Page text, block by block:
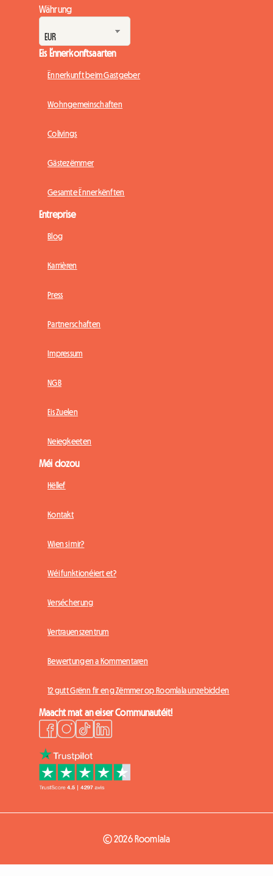
Währung
Eis Ënnerkonftsaarten
Ënnerkunft beim Gastgeber
Wohngemeinschaften
Colivings
Gästezëmmer
Gesamte Ënnerkënften
Entreprise
Blog
Karrièren
Press
Partnerschaften
Impressum
NGB
Eis Zuelen
Neiegkeeten
Méi dozou
Hëllef
Kontakt
Wien si mir?
Wéi funktionéiert et?
Versécherung
Vertrauenszentrum
Bewertungen a Kommentaren
12 gutt Grënn fir eng Zëmmer op Roomlala unzebidden
Maacht mat an eiser Communautéit!
© 2026 Roomlala